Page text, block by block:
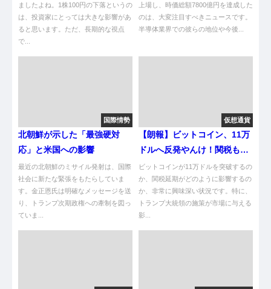
ましたよね。1株100円の下落というの
は、投資家にとっては大きな影響があ
ると思います。ただ、長期的な視点
で...
上場し、時価総額7800億円を達成した
のは、大変注目すべきニュースです。
半導体業界での彼らの地位や今後...
国際情勢
北朝鮮が示した「最強硬対
応」と米国への影響
最近の北朝鮮のミサイル発射は、国際
社会に新たな緊張をもたらしていま
す。金正恩氏は明確なメッセージを送
り、トランプ次期政権への牽制を図っ
ていま...
仮想通貨
【朗報】ビットコイン、11万
ドルへ反発やんけ！関税も延
期やし
ビットコインが11万ドルを突破するの
か、関税延期がどのように影響するの
か、非常に興味深い状況です。特に、
トランプ大統領の施策が市場に与える
影...